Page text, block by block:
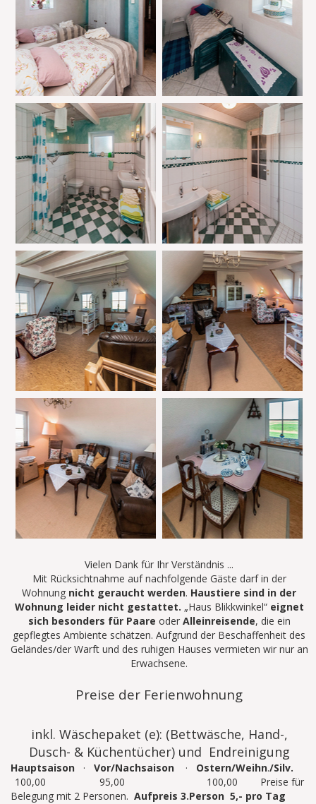
Vielen Dank für Ihr Verständnis ...
Mit Rücksichtnahme auf nachfolgende Gäste darf in der
Wohnung nicht geraucht werden. Haustiere sind in der
Wohnung leider nicht gestattet. „Haus Blikkwinkel“ eignet
sich besonders für Paare oder Alleinreisende, die ein
gepflegtes Ambiente schätzen. Aufgrund der Beschaffenheit des
Geländes/der Warft und des ruhigen Hauses vermieten wir nur an
Erwachsene.
Preise der Ferienwohnung
inkl. Wäschepaket (e): (Bettwäsche, Hand-,
Dusch- & Küchentücher) und Endreinigung
Hauptsaison ·Vor/Nachsaison · Ostern/Weihn./Silv.
100,00 95,00 100,00 Preise für
Belegung mit 2 Personen. Aufpreis 3.Person 5,- pro Tag